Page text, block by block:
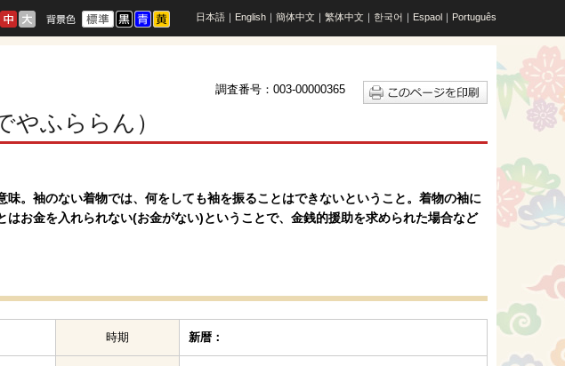
日本語 ｜ English ｜ 簡体中文 ｜ 繁体中文 ｜ 한국어 ｜ Espaol ｜ Português
調査番号：003-00000365
ふららん）
。袖のない着物では、何をしても袖を振ることはできないということ。着物の袖に
お金を入れられない(お金がない)ということで、金銭的援助を求められた場合など
時期 新暦：